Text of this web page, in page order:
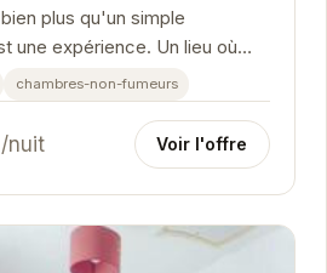
plus qu'un simple
une expérience. Un lieu où
pensé pour votre bien-être.
chambres-non-fumeurs
/nuit Voir l'offre